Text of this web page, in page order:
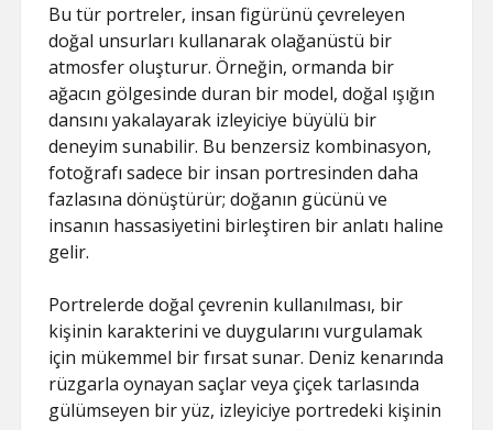
Bu tür portreler, insan figürünü çevreleyen
doğal unsurları kullanarak olağanüstü bir
atmosfer oluşturur. Örneğin, ormanda bir
ağacın gölgesinde duran bir model, doğal ışığın
dansını yakalayarak izleyiciye büyülü bir
deneyim sunabilir. Bu benzersiz kombinasyon,
fotoğrafı sadece bir insan portresinden daha
fazlasına dönüştürür; doğanın gücünü ve
insanın hassasiyetini birleştiren bir anlatı haline
gelir.
Portrelerde doğal çevrenin kullanılması, bir
kişinin karakterini ve duygularını vurgulamak
için mükemmel bir fırsat sunar. Deniz kenarında
rüzgarla oynayan saçlar veya çiçek tarlasında
gülümseyen bir yüz, izleyiciye portredeki kişinin